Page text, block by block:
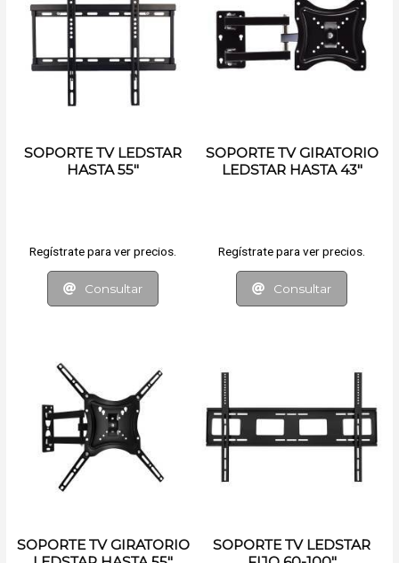
SOPORTE TV LEDSTAR
HASTA 55"
Regístrate para ver precios.
Consultar
SOPORTE TV GIRATORIO
LEDSTAR HASTA 43"
Regístrate para ver precios.
Consultar
SOPORTE TV GIRATORIO
SOPORTE TV LEDSTAR